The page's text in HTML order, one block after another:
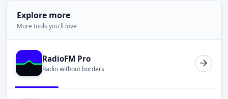
Explore more
More tools you'll love
RadioFM Pro
Radio without borders